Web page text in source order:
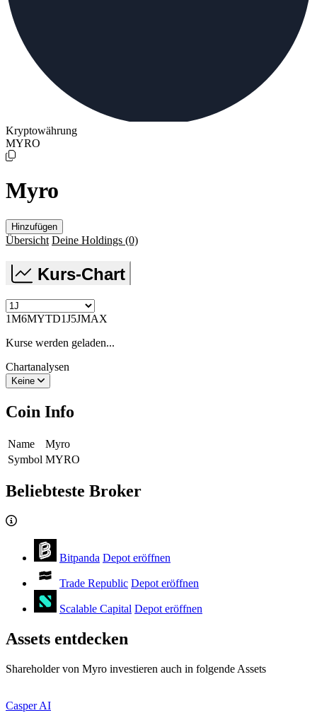
Kryptowährung
MYRO
Myro
Hinzufügen
Übersicht Deine Holdings (0)
Kurs-Chart
1M6MYTD1J5JMAX
Kurse werden geladen...
Chartanalysen
Keine
Coin Info
Name
Myro
Symbol MYRO
Beliebteste Broker
Bitpanda Depot eröffnen
Trade Republic Depot eröffnen
Scalable Capital Depot eröffnen
Assets entdecken
Shareholder von Myro investieren auch in folgende Assets
Casper AI